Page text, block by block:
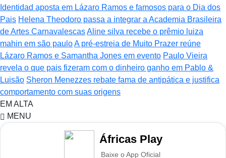
Identidad aposta em Lázaro Ramos e famosos para o Dia dos
Pais Helena Theodoro passa a integrar a Academia Brasileira
de Artes CarnavalescasAline silva recebe o prêmio luiza
mahin em são pauloA pré-estreia de Muito Prazer reúne
Lázaro Ramos e Samantha Jones em evento Paulo Vieira
revela o que pais fizeram com o dinheiro ganho em Pablo &
Luisão Sheron Menezzes rebate fama de antipática e justifica
comportamento com suas origens
EM ALTA
MENU
Áfricas Play
Baixe o App Oficial